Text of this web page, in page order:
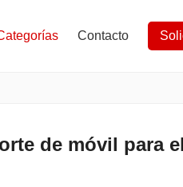
Contacto
de móvil para